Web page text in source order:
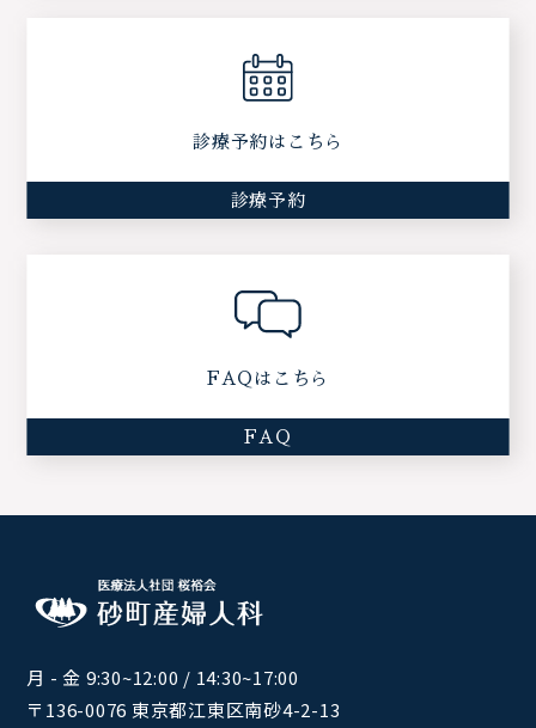
診療予約はこちら
診療予約
FAQはこちら
FAQ
月 - 金 9:30~12:00 / 14:30~17:00
〒136-0076 東京都江東区南砂4-2-13